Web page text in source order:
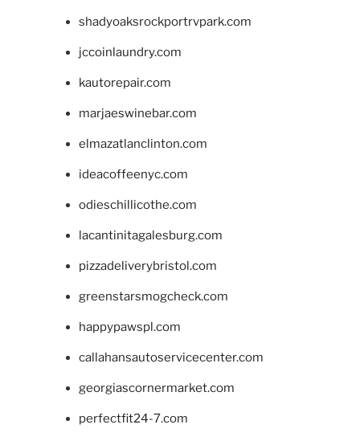
shadyoaksrockportrvpark.com
jccoinlaundry.com
kautorepair.com
marjaeswinebar.com
elmazatlanclinton.com
ideacoffeenyc.com
odieschillicothe.com
lacantinitagalesburg.com
pizzadeliverybristol.com
greenstarsmogcheck.com
happypawspl.com
callahansautoservicecenter.com
georgiascornermarket.com
perfectfit24-7.com